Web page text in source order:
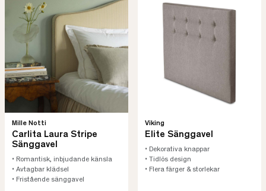
Mille Notti
Carlita Laura Stripe
Sänggavel
• Romantisk, inbjudande känsla
• Avtagbar klädsel
• Fristående sänggavel
Viking
Elite Sänggavel
• Dekorativa knappar
• Tidlös design
• Flera färger & storlekar